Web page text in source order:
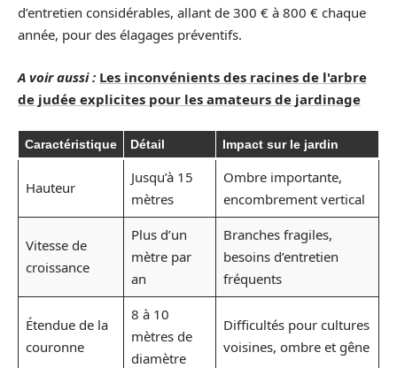
d’entretien considérables, allant de 300 € à 800 € chaque
année, pour des élagages préventifs.
A voir aussi : Les inconvénients des racines de l'arbre
de judée explicites pour les amateurs de jardinage
Caractéristique Détail Impact sur le jardin
Hauteur
Jusqu’à 15
mètres
Ombre importante,
encombrement vertical
Vitesse de
croissance
Plus d’un
mètre par
an
Branches fragiles,
besoins d’entretien
fréquents
Étendue de la
couronne
8 à 10
mètres de
diamètre
Difficultés pour cultures
voisines, ombre et gêne